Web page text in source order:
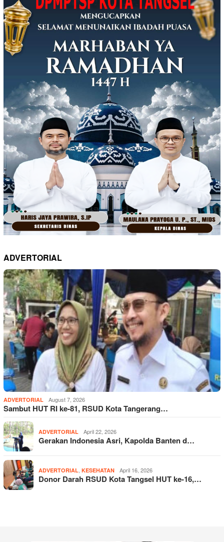
ADVERTORIAL
ADVERTORIAL August 7, 2026
Sambut HUT RI ke-81, RSUD Kota Tangerang…
ADVERTORIAL April 22, 2026
Gerakan Indonesia Asri, Kapolda Banten d…
ADVERTORIAL, KESEHATAN April 16, 2026
Donor Darah RSUD Kota Tangsel HUT ke-16,…